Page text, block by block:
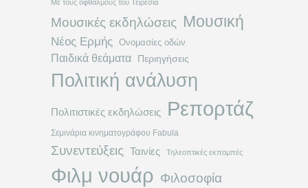
Με τους οφθαλμούς του Τειρεσία
Μουσικές εκδηλώσεις Μουσική
Νέος Ερμής Ονομασίες οδών
Παιδικά θεάματα Περιηγήσεις
Πολιτική ανάλυση
Πολιτιστικές εκδηλώσεις Ρεπορτάζ
Σεμινάρια κινηματογράφου Fabula
Συνεντεύξεις Ταινίες Τηλεοπτικές εκπομπές
Φιλμ νουάρ Φιλοσοφία